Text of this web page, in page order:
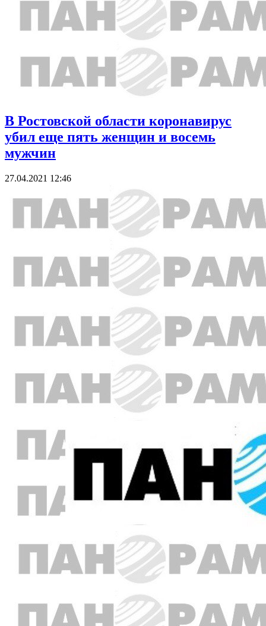
В Ростовской области коронавирус
убил еще пять женщин и восемь
мужчин
27.04.2021 12:46